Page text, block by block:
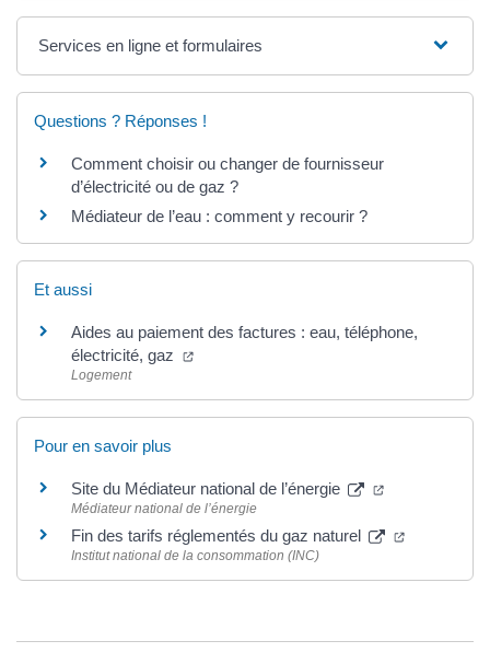
Services en ligne et formulaires
Questions ? Réponses !
Comment choisir ou changer de fournisseur
d’électricité ou de gaz ?
Médiateur de l’eau : comment y recourir ?
Et aussi
Aides au paiement des factures : eau, téléphone,
électricité, gaz
Logement
Pour en savoir plus
Site du Médiateur national de l’énergie
Médiateur national de l’énergie
Fin des tarifs réglementés du gaz naturel
Institut national de la consommation (INC)